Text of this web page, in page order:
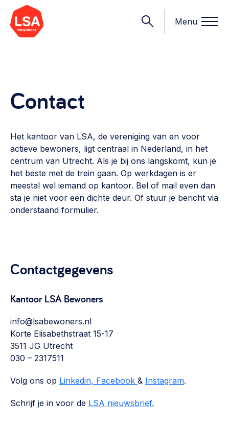
Menu
Onderwerpen
Rechtsvormen, positionering, organisatiemodellen >
Financiën
Financieringsvormen, administratie, begroting en omzet >
Organisatie en beheer
Bestuur, horeca, evenementen, verhuur en communicatie >
Huren of kopen, maatschappelijk vastgoed,
Sociaal ondernemen
Bewonersbedrijf starten, ondernemingsplan maken >
Community building en ABCD, welkomstcultuur >
Zorgzame gemeenschappen
Onze leden
Contact
Lid worden
Vraag stellen
030 231 7511
Contact
Het kantoor van LSA, de vereniging van en voor
actieve bewoners, ligt centraal in Nederland, in het
centrum van Utrecht. Als je bij ons langskomt, kun je
het beste met de trein gaan. Op werkdagen is er
meestal wel iemand op kantoor. Bel of mail even dan
sta je niet voor een dichte deur. Of stuur je bericht via
onderstaand formulier.
Contactgegevens
Kantoor LSA Bewoners
info@lsabewoners.nl
Korte Elisabethstraat 15-17
3511 JG Utrecht
030 – 2317511
Volg ons op Linkedin, Facebook & Instagram.
Schrijf je in voor de LSA nieuwsbrief.